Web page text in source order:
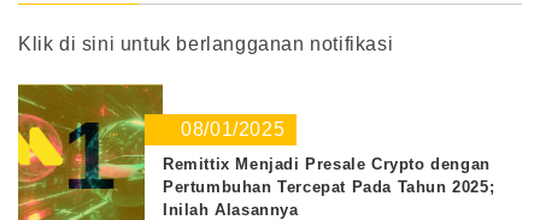
Klik di sini untuk berlangganan notifikasi
1 08/01/2025
Remittix Menjadi Presale Crypto dengan
Pertumbuhan Tercepat Pada Tahun 2025;
Inilah Alasannya